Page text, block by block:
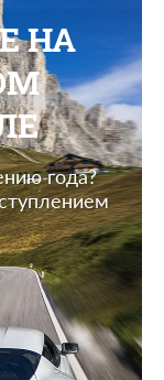
НА
года?